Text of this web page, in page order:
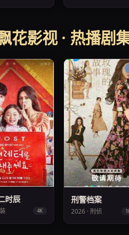
花影视 · 热播剧
时辰
4K
刑警档案
2026 · 刑侦